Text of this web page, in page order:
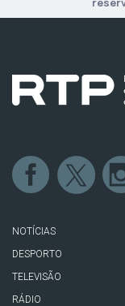
NOTÍCIAS
DESPORTO
TELEVISÃO
RÁDIO